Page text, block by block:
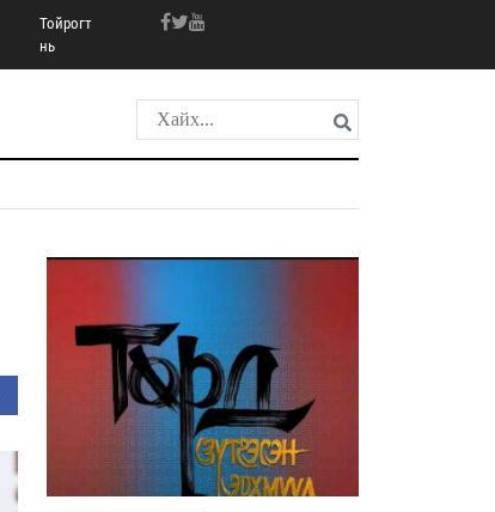
Тойрогт
нь